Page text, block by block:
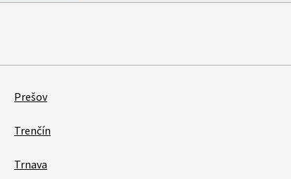
Prešov
Trenčín
Trnava